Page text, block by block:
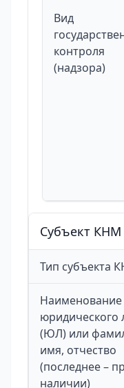
Вид
контроля
(надзора)
Cубъект КНМ
Тип субъекта
Наименование
юридического
(ЮЛ) или
имя, отчество
(последнее –
наличии)